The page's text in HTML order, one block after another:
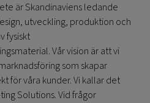
är Skandinaviens ledande
utveckling, produktion och
fysiskt
Vår vision är att vi
som skapar
för våra kunder. Vi kallar det
Solutions. Vid frågor